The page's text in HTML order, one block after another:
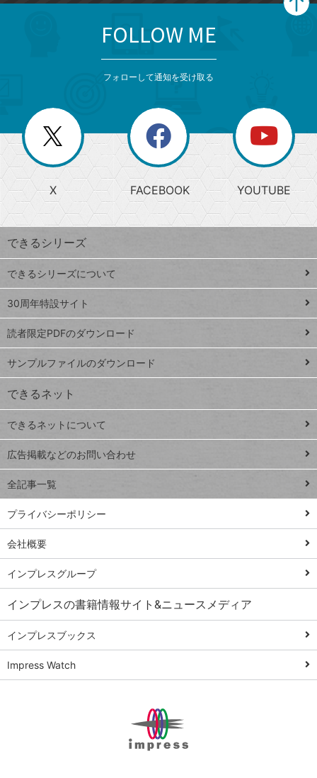
じ
る
search
検
索
上
昇
ワ
ー
ド
Google
スプレ
ッドシ
ート
iPhone
VLOOKUP
close
閉じ
る
閉
じ
る
ー
か
ら
探
す
ト
ッ
プ
ペ
ジ
連載
Excel Q&A
トイアンナ流仕
事術
PowerAutomate
ではじめる業務
の完全自動化
AI議事録作成術
Windows 11
Q&A
Teams踏み込み
活用術
Excel講師の仕事
術
FOLLOW ME
フォローして通知を受け取る
X FACEBOOK YOUTUBE
できるシリーズ
できるシリーズについて
30周年特設サイト
読者限定PDFのダウンロード
サンプルファイルのダウンロード
できるネット
できるネットについて
広告掲載などのお問い合わせ
全記事一覧
プライバシーポリシー
会社概要
インプレスグループ
インプレスの書籍情報サイト&ニュースメディア
インプレスブックス
Impress Watch